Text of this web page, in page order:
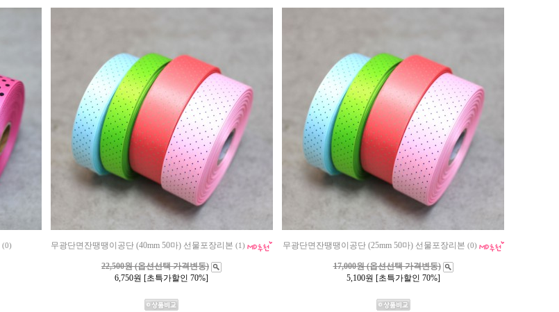
(0) 무광단면잔땡땡이공단 (40mm 50마) 선물포장리본 (1)
22,500원 (옵션선택 가격변동)
6,750원 [초특가할인 70%]
무광단면잔땡땡이공단 (25mm 50마) 선물포장리본 (0)
17,000원 (옵션선택 가격변동)
5,100원 [초특가할인 70%]